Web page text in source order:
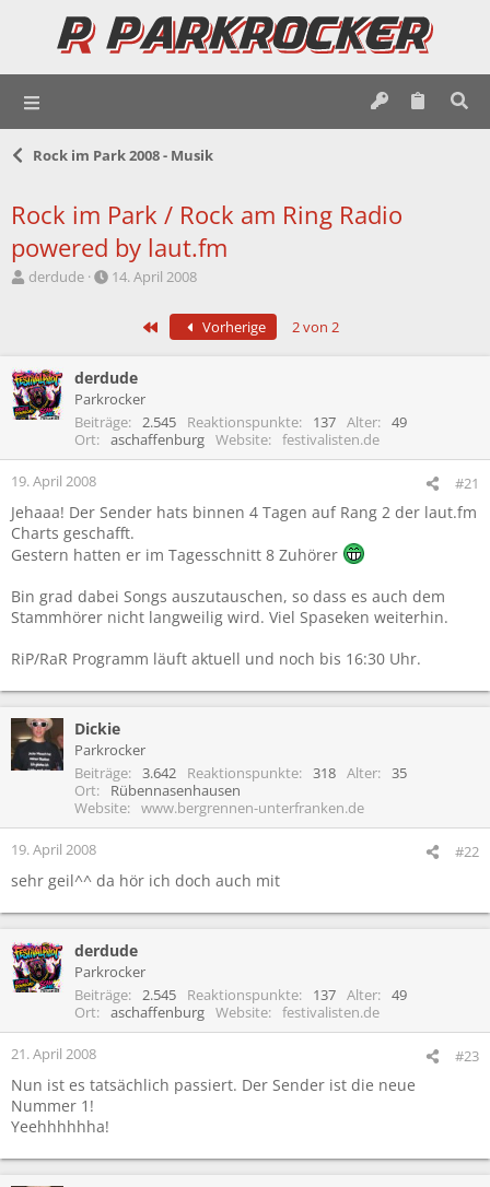
Rock im Park 2008 - Musik
Rock im Park / Rock am Ring Radio
powered by laut.fm
E
l
l
e
derdude
E
l
l
t
a
14. April 2008
Erste Vorherige 2 von 2
derdude
Parkrocker
Beiträge
2.545 Reaktionspunkte 137 Alter
49
Ort
aschaffenburg Website festivalisten.de
19. April 2008 #21
Jehaaa! Der Sender hats binnen 4 Tagen auf Rang 2 der laut.fm
Charts geschafft.
Gestern hatten er im Tagesschnitt 8 Zuhörer
Bin grad dabei Songs auszutauschen, so dass es auch dem
Stammhörer nicht langweilig wird. Viel Spaseken weiterhin.
RiP/RaR Programm läuft aktuell und noch bis 16:30 Uhr.
Dickie
Parkrocker
Beiträge
3.642 Reaktionspunkte 318 Alter
35
Ort
Rübennasenhausen
Website
www.bergrennen-unterfranken.de
19. April 2008 #22
sehr geil^^ da hör ich doch auch mit
derdude
Parkrocker
Beiträge
2.545 Reaktionspunkte 137 Alter
49
Ort
aschaffenburg Website festivalisten.de
21. April 2008 #23
Nun ist es tatsächlich passiert. Der Sender ist die neue
Nummer 1!
Yeehhhhhha!